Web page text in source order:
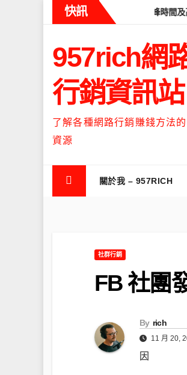
快訊
時候流量最高？流量高峰時間及高效發文策略
957rich網
行銷資訊站
了解各種網路行銷賺錢方法
資源
關於我 – 957RICH
社群行銷
FB 社團
By rich
11 月 20,
因